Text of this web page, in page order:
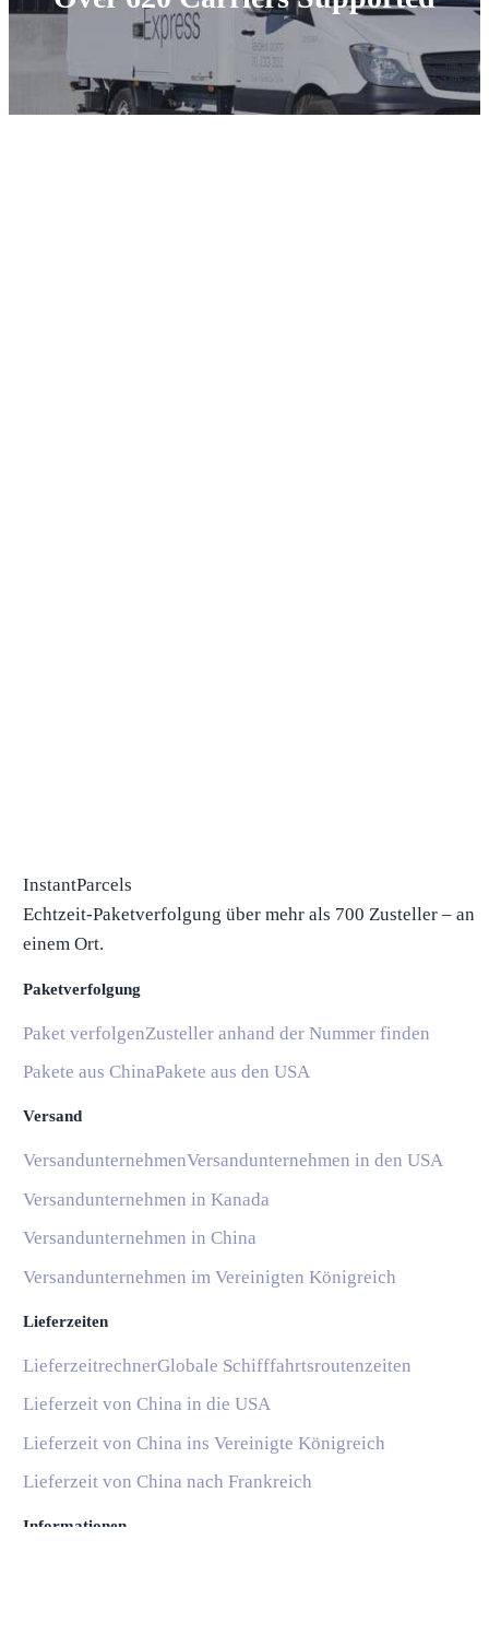
InstantParcels
Echtzeit-Paketverfolgung über mehr als 700 Zusteller – an
einem Ort.
Paketverfolgung
Paket verfolgenZusteller anhand der Nummer finden
Pakete aus ChinaPakete aus den USA
Versand
VersandunternehmenVersandunternehmen in den USA
Versandunternehmen in Kanada
Versandunternehmen in China
Versandunternehmen im Vereinigten Königreich
Lieferzeiten
LieferzeitrechnerGlobale Schifffahrtsroutenzeiten
Lieferzeit von China in die USA
Lieferzeit von China ins Vereinigte Königreich
Lieferzeit von China nach Frankreich
Informationen